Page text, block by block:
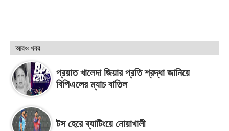
আরও খবর
প্রয়াত খালেদা জিয়ার প্রতি শ্রদ্ধা জানিয়ে
বিপিএলের ম্যাচ বাতিল
টস হেরে ব্যাটিংয়ে নোয়াখালী